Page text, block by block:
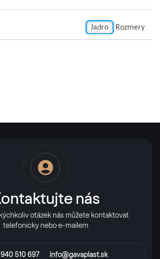
nás
otázek nás můžete kontaktovat
telefonicky nebo e-mailem
510 697 info@gavaplast.sk